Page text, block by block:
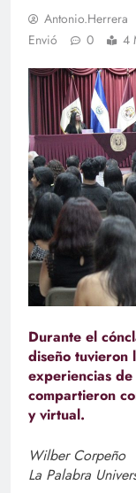
Antonio.herrera
Envió
0 4
Durante el
diseño tuvieron
experiencias
compartieron
y virtual.
Wilber Corpeño
La Palabra